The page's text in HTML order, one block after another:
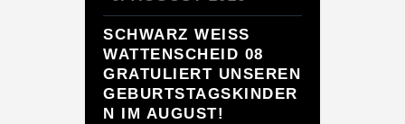
SCHWARZ WEISS W
ATTENSCHEID 08 G
RATULIERT UNSEREN G
EBURTSTAGSKINDERN
IM AUGUST!